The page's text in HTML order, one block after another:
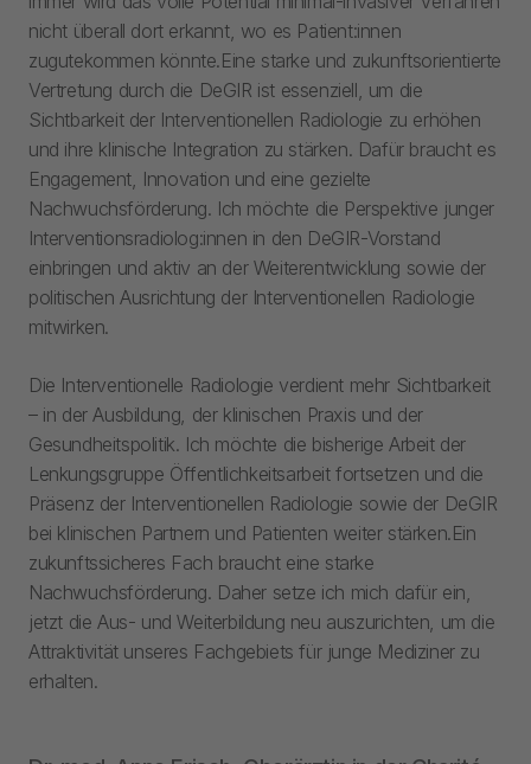
nicht überall dort erkannt, wo es Patient:innen
zugutekommen könnte.Eine starke und zukunftsorientierte
Vertretung durch die DeGIR ist essenziell, um die
Sichtbarkeit der Interventionellen Radiologie zu erhöhen
und ihre klinische Integration zu stärken. Dafür braucht es
Engagement, Innovation und eine gezielte
Nachwuchsförderung. Ich möchte die Perspektive junger
Interventionsradiolog:innen in den DeGIR-Vorstand
einbringen und aktiv an der Weiterentwicklung sowie der
politischen Ausrichtung der Interventionellen Radiologie
mitwirken.
Die Interventionelle Radiologie verdient mehr Sichtbarkeit
– in der Ausbildung, der klinischen Praxis und der
Gesundheitspolitik. Ich möchte die bisherige Arbeit der
Lenkungsgruppe Öffentlichkeitsarbeit fortsetzen und die
Präsenz der Interventionellen Radiologie sowie der DeGIR
bei klinischen Partnern und Patienten weiter stärken.Ein
zukunftssicheres Fach braucht eine starke
Nachwuchsförderung. Daher setze ich mich dafür ein,
jetzt die Aus- und Weiterbildung neu auszurichten, um die
Attraktivität unseres Fachgebiets für junge Mediziner zu
erhalten.